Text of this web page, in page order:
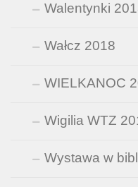
Walentynki
Wałcz 2018
WIELKANOC
Wigilia WTZ
Wystawa w